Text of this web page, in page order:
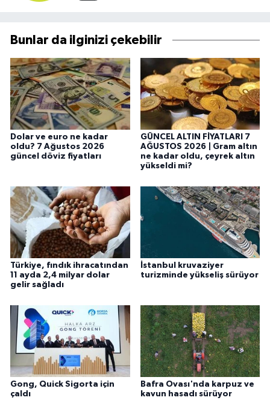
Bunlar da ilginizi çekebilir
Dolar ve euro ne kadar
oldu? 7 Ağustos 2026
güncel döviz fiyatları
GÜNCEL ALTIN FİYATLARI 7
AĞUSTOS 2026 | Gram altın
ne kadar oldu, çeyrek altın
yükseldi mi?
Türkiye, fındık ihracatından
11 ayda 2,4 milyar dolar
gelir sağladı
İstanbul kruvaziyer
turizminde yükseliş sürüyor
Gong, Quick Sigorta için
çaldı
Bafra Ovası'nda karpuz ve
kavun hasadı sürüyor